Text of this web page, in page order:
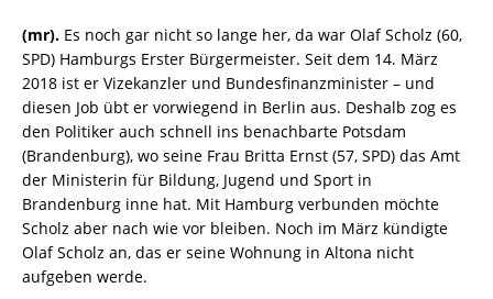
(mr). Es noch gar nicht so lange her, da war Olaf Scholz (60,
SPD) Hamburgs Erster Bürgermeister. Seit dem 14. März
2018 ist er Vizekanzler und Bundesfinanzminister – und
diesen Job übt er vorwiegend in Berlin aus. Deshalb zog es
den Politiker auch schnell ins benachbarte Potsdam
(Brandenburg), wo seine Frau Britta Ernst (57, SPD) das Amt
der Ministerin für Bildung, Jugend und Sport in
Brandenburg inne hat. Mit Hamburg verbunden möchte
Scholz aber nach wie vor bleiben. Noch im März kündigte
Olaf Scholz an, das er seine Wohnung in Altona nicht
aufgeben werde.